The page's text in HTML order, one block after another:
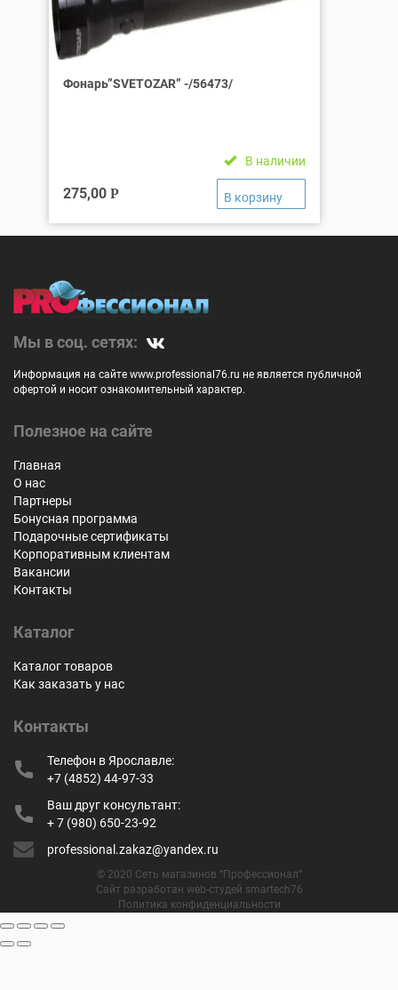
Фонарь”SVETOZAR” -/56473/
В наличии
275,00 Р
Мы в соц. сетях:
Информация на сайте www.professional76.ru не является публичной
офертой и носит ознакомительный характер.
Полезное на сайте
Главная
О нас
Партнеры
Бонусная программа
Подарочные сертификаты
Корпоративным клиентам
Вакансии
Контакты
Каталог
Каталог товаров
Как заказать у нас
Контакты
Телефон в Ярославле:
+7 (4852) 44-97-33
Ваш друг консультант:
+ 7 (980) 650-23-92
professional.zakaz@yandex.ru
© 2020 Сеть магазинов “Профессионал”
Сайт разработан web-студей smartech76
Политика конфиденциальности